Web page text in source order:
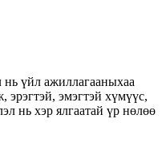
үйл ажиллагааныхаа
эрэгтэй, эмэгтэй хүмүүс,
нь хэр ялгаатай үр нөлөө